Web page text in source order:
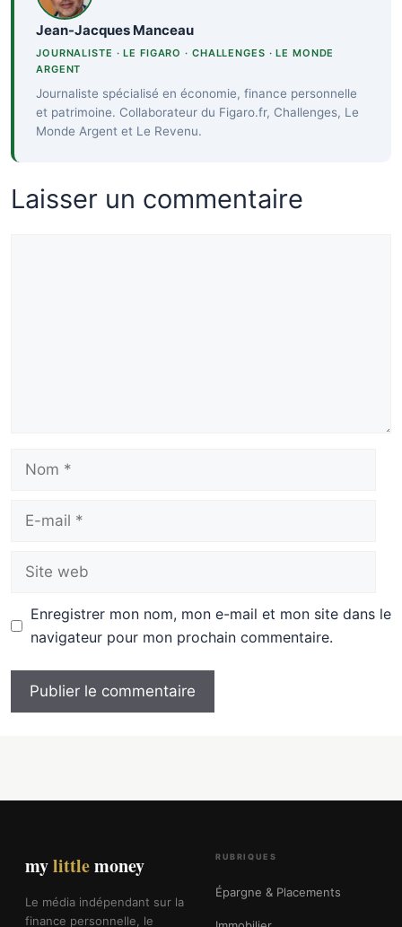
Jean-Jacques Manceau
JOURNALISTE · LE FIGARO · CHALLENGES · LE MONDE
ARGENT
Journaliste spécialisé en économie, finance personnelle
et patrimoine. Collaborateur du Figaro.fr, Challenges, Le
Monde Argent et Le Revenu.
Laisser un commentaire
Nom
Site
Enregistrer mon nom, mon e-mail et mon site dans le
navigateur pour mon prochain commentaire.
mylittlemoney
Le média indépendant sur la
finance personnelle, le
RUBRIQUES
Épargne & Placements